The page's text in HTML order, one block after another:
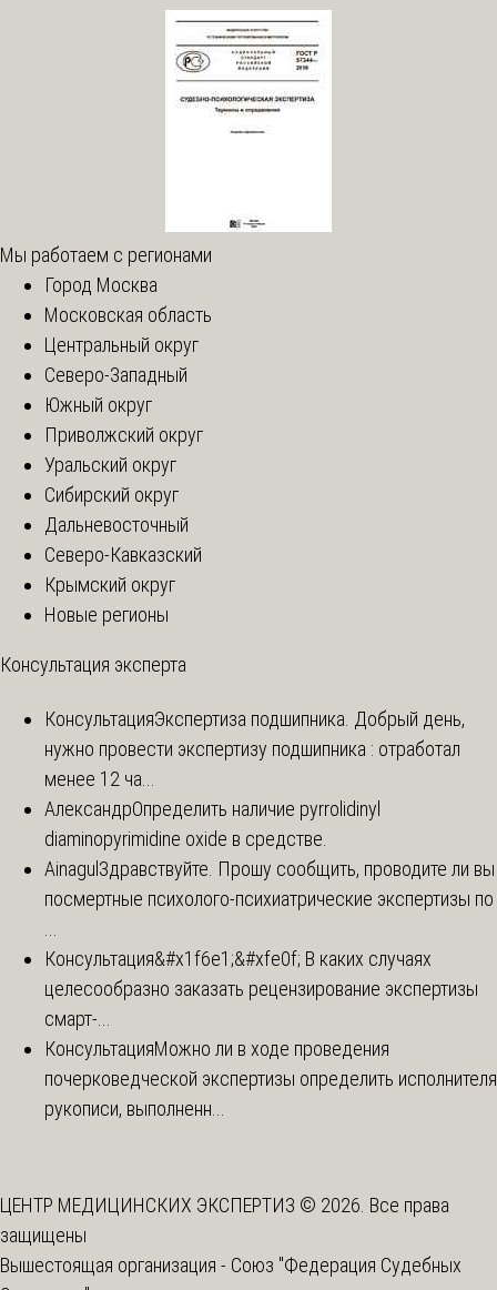
Мы работаем с регионами
Город Москва
Московская область
Центральный округ
Северо-Западный
Южный округ
Приволжский округ
Уральский округ
Сибирский округ
Дальневосточный
Северо-Кавказский
Крымский округ
Новые регионы
Консультация эксперта
КонсультацияЭкспертиза подшипника. Добрый день,
нужно провести экспертизу подшипника : отработал
менее 12 ча...
АлександрОпределить наличие pyrrolidinyl
diaminopyrimidine oxide в средстве.
Ainagul Здравствуйте. Прошу сообщить, проводите ли вы
посмертные психолого-психиатрические экспертизы по
...
Консультация&#x1f6e1;&#xfe0f; В каких случаях
целесообразно заказать рецензирование экспертизы
смарт-...
КонсультацияМожно ли в ходе проведения
почерковедческой экспертизы определить исполнителя
рукописи, выполненн...
ЦЕНТР МЕДИЦИНСКИХ ЭКСПЕРТИЗ © 2026. Все права
защищены
Вышестоящая организация - Союз "Федерация Судебных